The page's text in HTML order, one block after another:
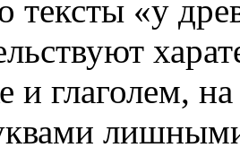
тексты «у
и глаголем,